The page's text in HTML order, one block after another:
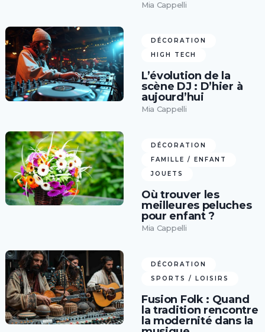
Mia Cappelli
DÉCORATION
HIGH TECH
L’évolution de la
scène DJ : D’hier à
aujourd’hui
Mia Cappelli
DÉCORATION
FAMILLE / ENFANT
JOUETS
Où trouver les
meilleures peluches
pour enfant ?
Mia Cappelli
DÉCORATION
SPORTS / LOISIRS
Fusion Folk : Quand
la tradition rencontre
la modernité dans la